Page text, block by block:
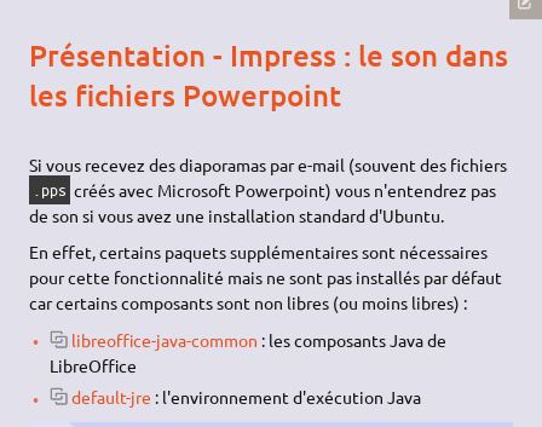
Présentation - Impress : le son dans
les fichiers Powerpoint
Si vous recevez des diaporamas par e-mail (souvent des fichiers
.pps créés avec Microsoft Powerpoint) vous n'entendrez pas
de son si vous avez une installation standard d'Ubuntu.
En effet, certains paquets supplémentaires sont nécessaires
pour cette fonctionnalité mais ne sont pas installés par défaut
car certains composants sont non libres (ou moins libres) :
libreoffice-java-common : les composants Java de
LibreOffice
default-jre : l'environnement d'exécution Java